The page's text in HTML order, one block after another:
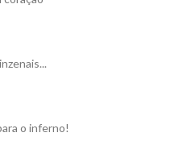
o inferno!